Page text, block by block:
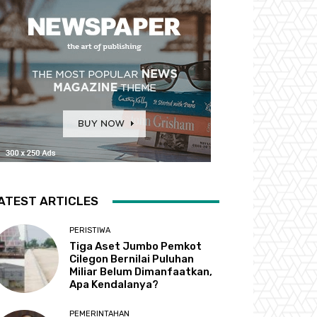
ARTICLES
PERISTIWA
Tiga Aset Jumbo Pemkot
Cilegon Bernilai Puluhan
Miliar Belum Dimanfaatkan,
Apa Kendalanya?
PEMERINTAHAN